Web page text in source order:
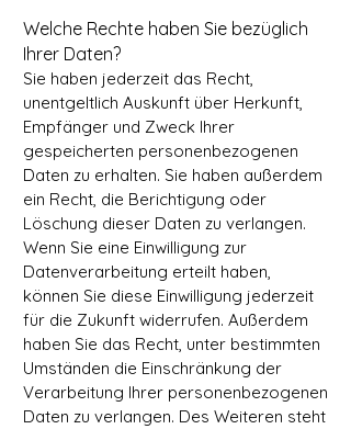
Welche Rechte haben Sie bezüglich
Ihrer Daten?
Sie haben jederzeit das Recht,
unentgeltlich Auskunft über Herkunft,
Empfänger und Zweck Ihrer
gespeicherten personenbezogenen
Daten zu erhalten. Sie haben außerdem
ein Recht, die Berichtigung oder
Löschung dieser Daten zu verlangen.
Wenn Sie eine Einwilligung zur
Datenverarbeitung erteilt haben,
können Sie diese Einwilligung jederzeit
für die Zukunft widerrufen. Außerdem
haben Sie das Recht, unter bestimmten
Umständen die Einschränkung der
Verarbeitung Ihrer personenbezogenen
Daten zu verlangen. Des Weiteren steht